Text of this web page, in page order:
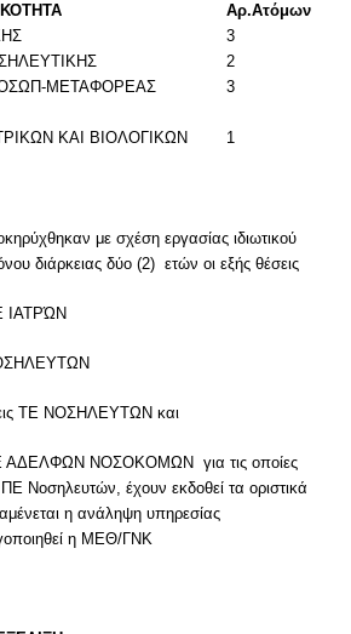
Αρ.Ατόμων
3
2
ΜΕΤΑΦΟΡΕΑΣ
3
ΚΑΙ ΒΙΟΛΟΓΙΚΩΝ
1
με σχέση εργασίας ιδιωτικού
διάρκειας δύο (2) ετών οι εξής θέσεις
ΙΑΤΡΏΝ
ΤΕ ΝΟΣΗΛΕΥΤΩΝ και
ΑΔΕΛΦΩΝ ΝΟΣΟΚΟΜΩΝ για τις οποίες
Νοσηλευτών, έχουν εκδοθεί τα οριστικά
η ανάληψη υπηρεσίας
η ΜΕΘ/ΓΝΚ